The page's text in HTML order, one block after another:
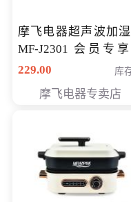
摩飞电器超声波加
MF-J2301 会员专
168元
229.00 库
摩飞电器专卖店